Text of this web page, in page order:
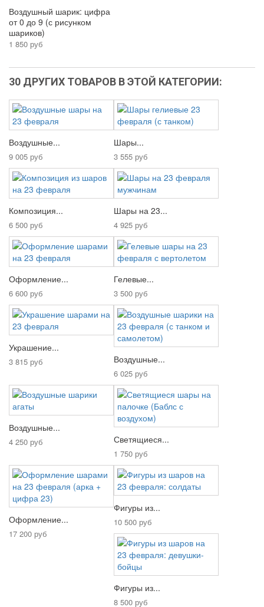
Воздушный шарик: цифра
от 0 до 9 (с рисунком
шариков)
1 850 руб
30 ДРУГИХ ТОВАРОВ В ЭТОЙ КАТЕГОРИИ:
Воздушные...
9 005 руб
Шары...
3 555 руб
Композиция...
6 500 руб
Шары на 23...
4 925 руб
Оформление...
6 600 руб
Гелевые...
3 500 руб
Украшение...
3 815 руб Воздушные...
6 025 руб
Воздушные...
4 250 руб Светящиеся...
1 750 руб
Оформление...
17 200 руб
Фигуры из...
10 500 руб
Фигуры из...
8 500 руб